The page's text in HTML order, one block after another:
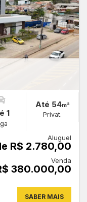
1
Até 54m²
Privat.
Aluguel
R$ 2.780,00
Venda
380.000,00
SABER MAIS